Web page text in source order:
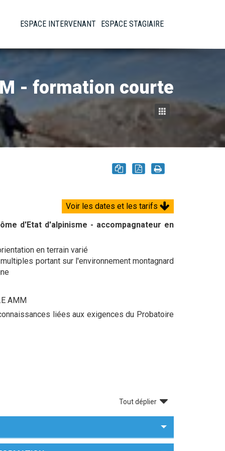
ESPACE INTERVENANT ESPACE STAGIAIRE
- formation courte
Voir les dates et les tarifs
d'Etat d'alpinisme - accompagnateur en
en terrain varié
portant sur l'environnement montagnard
AMM
liées aux exigences du Probatoire
Tout déplier